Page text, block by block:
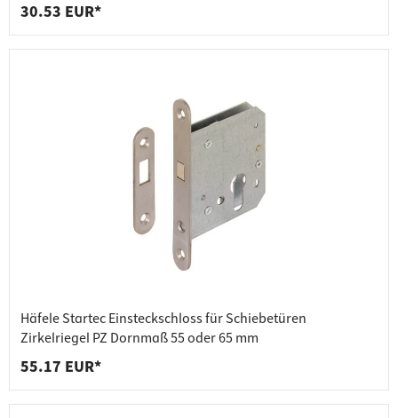
30.53 EUR*
Häfele Startec Einsteckschloss für Schiebetüren
Zirkelriegel PZ Dornmaß 55 oder 65 mm
55.17 EUR*